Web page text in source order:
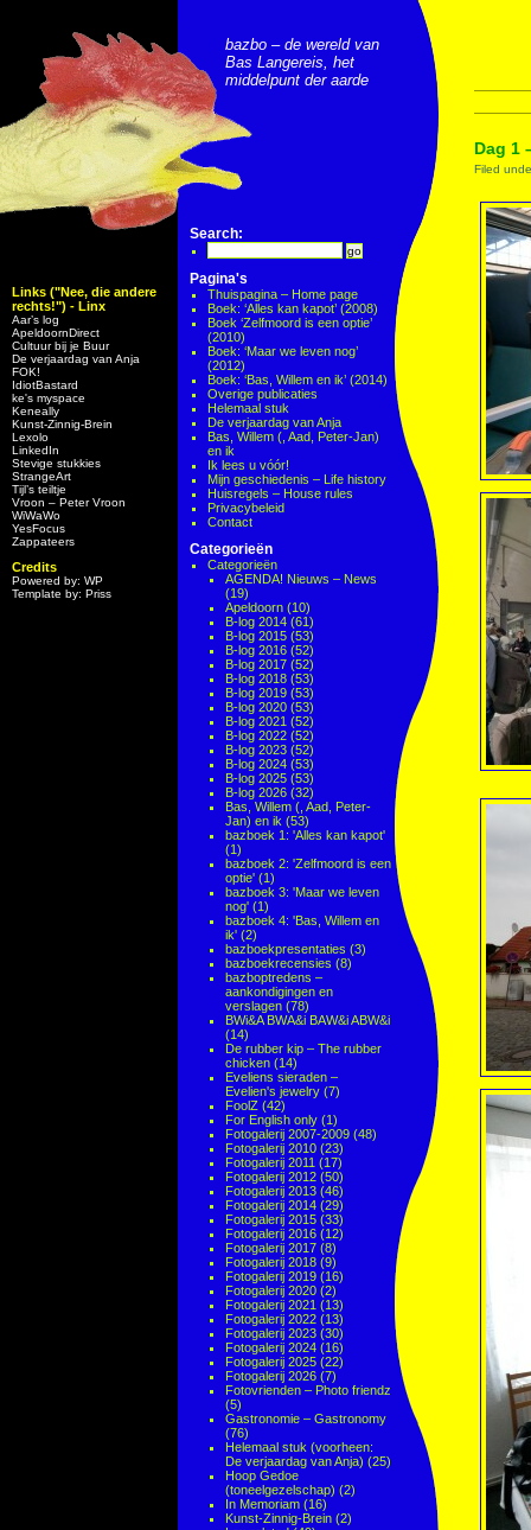
Links ("Nee, die andere
rechts!") - Linx
Aar’s log
ApeldoornDirect
Cultuur bij je Buur
De verjaardag van Anja
FOK!
IdiotBastard
ke's myspace
Keneally
Kunst-Zinnig-Brein
Lexolo
LinkedIn
Stevige stukkies
StrangeArt
Tijl’s teiltje
Vroon – Peter Vroon
WiWaWo
YesFocus
Zappateers
Credits
Powered by: WP
Template by: Priss
bazbo – de wereld van
Bas Langereis, het
middelpunt der aarde
Search:
Pagina's
Thuispagina – Home page
Boek: ‘Alles kan kapot’ (2008)
Boek ‘Zelfmoord is een optie’
(2010)
Boek: ‘Maar we leven nog’
(2012)
Boek: ‘Bas, Willem en ik’ (2014)
Overige publicaties
Helemaal stuk
De verjaardag van Anja
Bas, Willem (, Aad, Peter-Jan)
en ik
Ik lees u vóór!
Mijn geschiedenis – Life history
Huisregels – House rules
Privacybeleid
Contact
Categorieën
Categorieën
AGENDA! Nieuws – News
(19)
Apeldoorn (10)
B-log 2014 (61)
B-log 2015 (53)
B-log 2016 (52)
B-log 2017 (52)
B-log 2018 (53)
B-log 2019 (53)
B-log 2020 (53)
B-log 2021 (52)
B-log 2022 (52)
B-log 2023 (52)
B-log 2024 (53)
B-log 2025 (53)
B-log 2026 (32)
Bas, Willem (, Aad, Peter-
Jan) en ik (53)
bazboek 1: 'Alles kan kapot'
(1)
bazboek 2: 'Zelfmoord is een
optie' (1)
bazboek 3: 'Maar we leven
nog' (1)
bazboek 4: 'Bas, Willem en
ik' (2)
bazboekpresentaties (3)
bazboekrecensies (8)
bazboptredens –
aankondigingen en
verslagen (78)
BWi&A BWA&i BAW&i ABW&i
(14)
De rubber kip – The rubber
chicken (14)
Eveliens sieraden –
Evelien's jewelry (7)
FoolZ (42)
For English only (1)
Fotogalerij 2007-2009 (48)
Fotogalerij 2010 (23)
Fotogalerij 2011 (17)
Fotogalerij 2012 (50)
Fotogalerij 2013 (46)
Fotogalerij 2014 (29)
Fotogalerij 2015 (33)
Fotogalerij 2016 (12)
Fotogalerij 2017 (8)
Fotogalerij 2018 (9)
Fotogalerij 2019 (16)
Fotogalerij 2020 (2)
Fotogalerij 2021 (13)
Fotogalerij 2022 (13)
Fotogalerij 2023 (30)
Fotogalerij 2024 (16)
Fotogalerij 2025 (22)
Fotogalerij 2026 (7)
Fotovrienden – Photo friendz
(5)
Gastronomie – Gastronomy
(76)
Helemaal stuk (voorheen:
De verjaardag van Anja) (25)
Hoop Gedoe
(toneelgezelschap) (2)
In Memoriam (16)
Kunst-Zinnig-Brein (2)
Dag 1
Filed